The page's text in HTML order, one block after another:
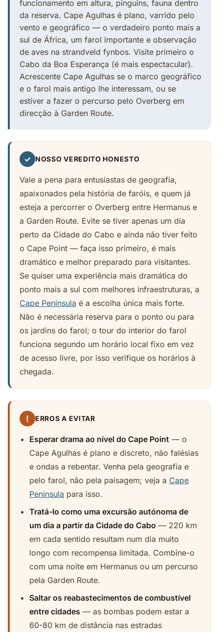
funcionamento em altura, pinguins, fauna dentro
da reserva. Cape Agulhas é plano, varrido pelo
vento e geográfico — o verdadeiro ponto mais a
sul de África, um farol importante e observação
de aves na strandveld fynbos. Visite primeiro o
Cabo da Boa Esperança (é mais espectacular).
Acrescente Cape Agulhas se o marco geográfico
e o farol mais antigo lhe interessam, ou se
estiver a fazer o percurso pelo Overberg em
direcção à Garden Route.
✓ NOSSO VEREDITO HONESTO
Vale a pena para entusiastas de geografia,
apaixonados pela história de faróis, e quem já
esteja a percorrer o Overberg entre Hermanus e
a Garden Route. Evite se tiver apenas um dia
perto da Cidade do Cabo e ainda não tiver feito
o Cape Point — faça isso primeiro, é mais
dramático e melhor preparado para visitantes.
Se quiser uma experiência mais dramática do
ponto mais a sul com melhores infraestruturas, a
Cape Peninsula é a escolha única mais forte.
Não é necessária reserva para o ponto ou para
os jardins do farol; o tour do interior do farol
funciona segundo um horário local fixo em vez
de acesso livre, por isso verifique os horários à
chegada.
! ERROS A EVITAR
Esperar drama ao nível do Cape Point — o
Cape Agulhas é plano e discreto, não falésias
e ondas a rebentar. Venha pela geografia e
pelo farol, não pela paisagem; veja a Cape
Peninsula para isso.
Tratá-lo como uma excursão autónoma de
um dia a partir da Cidade do Cabo — 220 km
em cada sentido resultam num dia muito
longo com recompensa limitada. Combine-o
com uma noite em Hermanus ou um percurso
pela Garden Route.
Saltar os reabastecimentos de combustível
entre cidades — as bombas podem estar a
60-80 km de distância nas estradas